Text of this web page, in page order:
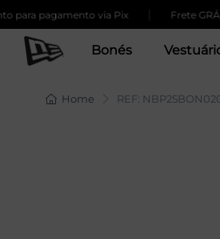
pagamento via Pix | Frete GRÁTIS
Bonés
Home REF: